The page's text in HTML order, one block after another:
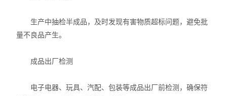
生产中抽检半成品，及时发现有害物质超标问题，避免批
量不良品产生。
成品出厂检测
电子电器、玩具、汽配、包装等成品出厂前检测，确保符